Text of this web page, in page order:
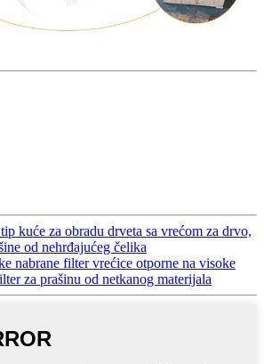
kuće za obradu drveta sa vrećom za drvo,
od nehrđajućeg čelika
nabrane filter vrećice otporne na visoke
za prašinu od netkanog materijala